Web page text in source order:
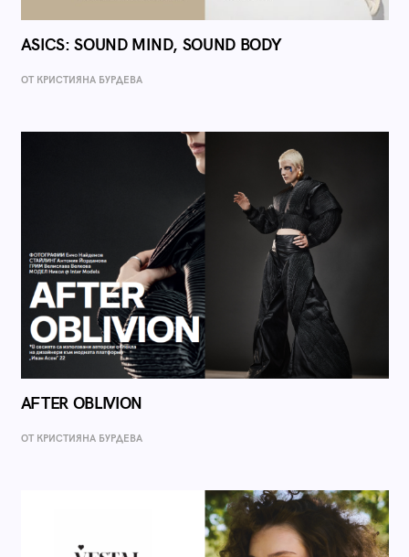
ASICS: SOUND MIND, SOUND BODY
ОТ КРИСТИЯНА БУРДЕВА
AFTER OBLIVION
ОТ КРИСТИЯНА БУРДЕВА